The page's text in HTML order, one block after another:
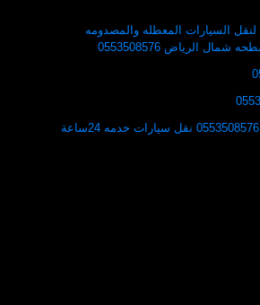
السيارات المعطله والمصدومه